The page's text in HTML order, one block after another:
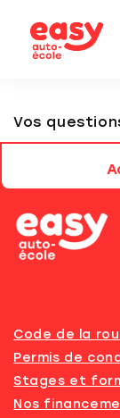
Vos
Code de la
Permis de
Stages et
Nos